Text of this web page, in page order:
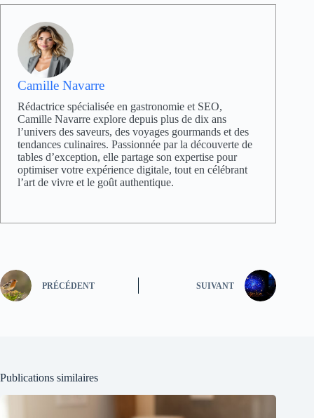
Camille Navarre
Rédactrice spécialisée en gastronomie et SEO,
Camille Navarre explore depuis plus de dix ans
l’univers des saveurs, des voyages gourmands et des
tendances culinaires. Passionnée par la découverte de
tables d’exception, elle partage son expertise pour
optimiser votre expérience digitale, tout en célébrant
l’art de vivre et le goût authentique.
PRÉCÉDENT SUIVANT
Publications similaires